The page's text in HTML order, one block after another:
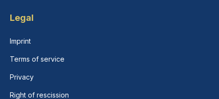
Legal
Imprint
Terms of service
Privacy
Right of rescission